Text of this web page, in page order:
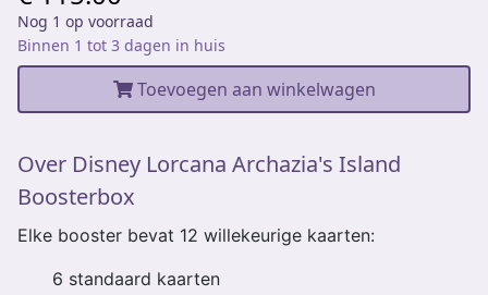
Nog 1 op voorraad
Binnen 1 tot 3 dagen in huis
Toevoegen aan winkelwagen
Over Disney Lorcana Archazia's Island
Boosterbox
Elke booster bevat 12 willekeurige kaarten:
6 standaard kaarten